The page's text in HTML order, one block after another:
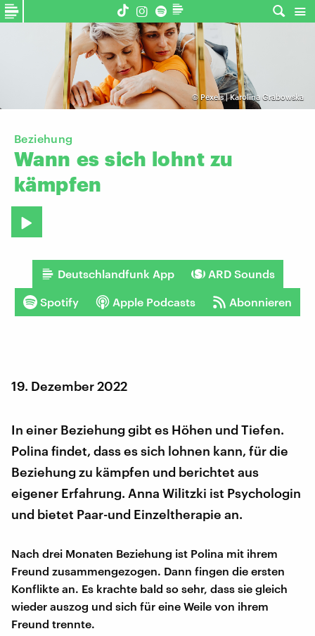
© Pexels | Karolina Grabowska
Beziehung
Wann es sich lohnt zu
kämpfen
Deutschlandfunk App ARD Sounds
Spotify Apple Podcasts Abonnieren
19. Dezember 2022
In einer Beziehung gibt es Höhen und Tiefen.
Polina findet, dass es sich lohnen kann, für die
Beziehung zu kämpfen und berichtet aus
eigener Erfahrung. Anna Wilitzki ist Psychologin
und bietet Paar-und Einzeltherapie an.
Nach drei Monaten Beziehung ist Polina mit ihrem
Freund zusammengezogen. Dann fingen die ersten
Konflikte an. Es krachte bald so sehr, dass sie gleich
wieder auszog und sich für eine Weile von ihrem
Freund trennte.